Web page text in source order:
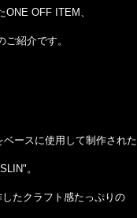
ONE OFF ITEM、
紹介です。
ースに使用して制作された
。
たクラフト感たっぷりの